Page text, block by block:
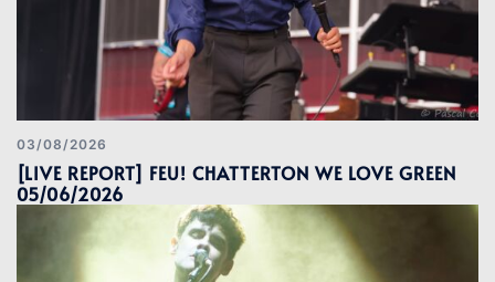
03/08/2026
[LIVE REPORT] FEU! CHATTERTON WE LOVE GREEN
05/06/2026